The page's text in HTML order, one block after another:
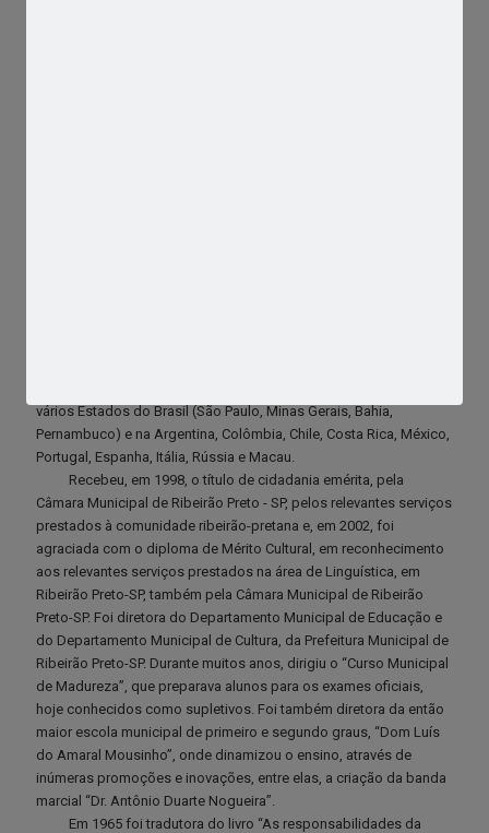
vários Estados do Brasil (São Paulo, Minas Gerais, Bahia,
Pernambuco) e na Argentina, Colômbia, Chile, Costa Rica, México,
Portugal, Espanha, Itália, Rússia e Macau.
Recebeu, em 1998, o título de cidadania emérita, pela
Câmara Municipal de Ribeirão Preto - SP, pelos relevantes serviços
prestados à comunidade ribeirão-pretana e, em 2002, foi
agraciada com o diploma de Mérito Cultural, em reconhecimento
aos relevantes serviços prestados na área de Linguística, em
Ribeirão Preto-SP, também pela Câmara Municipal de Ribeirão
Preto-SP. Foi diretora do Departamento Municipal de Educação e
do Departamento Municipal de Cultura, da Prefeitura Municipal de
Ribeirão Preto-SP. Durante muitos anos, dirigiu o “Curso Municipal
de Madureza”, que preparava alunos para os exames oficiais,
hoje conhecidos como supletivos. Foi também diretora da então
maior escola municipal de primeiro e segundo graus, “Dom Luís
do Amaral Mousinho”, onde dinamizou o ensino, através de
inúmeras promoções e inovações, entre elas, a criação da banda
marcial “Dr. Antônio Duarte Nogueira”.
Em 1965 foi tradutora do livro “As responsabilidades da